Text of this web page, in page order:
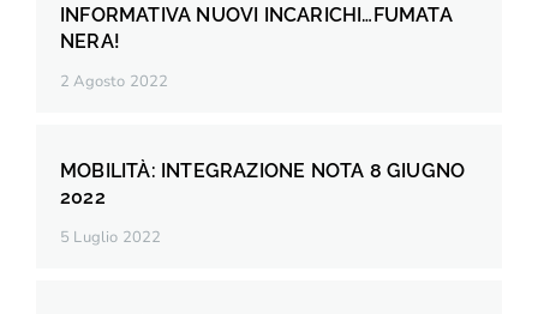
INFORMATIVA NUOVI INCARICHI…FUMATA
NERA!
2 Agosto 2022
MOBILITÀ: INTEGRAZIONE NOTA 8 GIUGNO
2022
5 Luglio 2022